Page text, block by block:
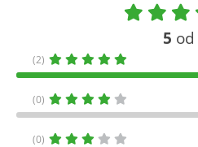
5 od
(2)
(0)
(0)